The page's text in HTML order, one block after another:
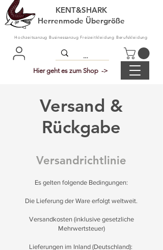
KENT&SHARK
Herrenmode Übergröße
Hochzeitsanzug Businessanzug Freizeitkleidung Berufskleidung
Hier geht es zum Shop ->
Versand &
Rückgabe
Versandrichtlinie
Es gelten folgende Bedingungen:
Die Lieferung der Ware erfolgt weltweit.
Versandkosten (inklusive gesetzliche
Mehrwertsteuer)
Lieferungen im Inland (Deutschland):